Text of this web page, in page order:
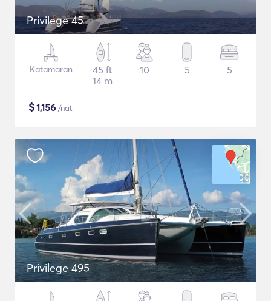
Privilege 45
Katamaran
45 ft
14 m
10 5 5
$1,156 /nat
Privilege 495